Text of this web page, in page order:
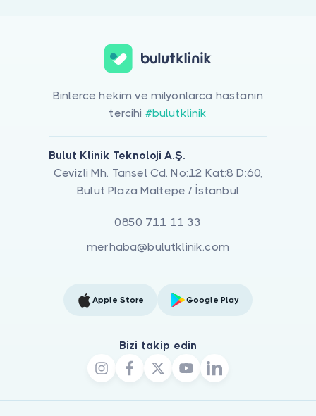
Binlerce hekim ve milyonlarca hastanın
tercihi #bulutklinik
Bulut Klinik Teknoloji A.Ş.
Cevizli Mh. Tansel Cd. No:12 Kat:8 D:60,
Bulut Plaza Maltepe / İstanbul
0850 711 11 33
merhaba@bulutklinik.com
Apple Store Google Play
Bizi takip edin